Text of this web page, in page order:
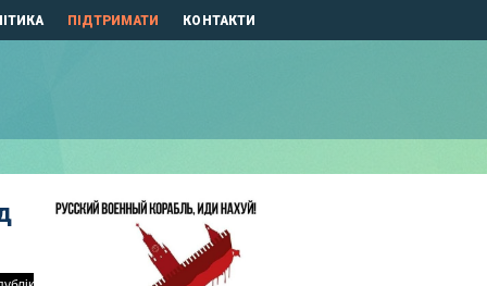
ПІДТРИМАТИ КОНТАКТИ